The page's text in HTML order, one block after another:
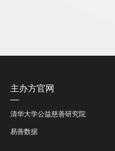
主办方官网
—
清华大学公益慈善研究院
易善数据